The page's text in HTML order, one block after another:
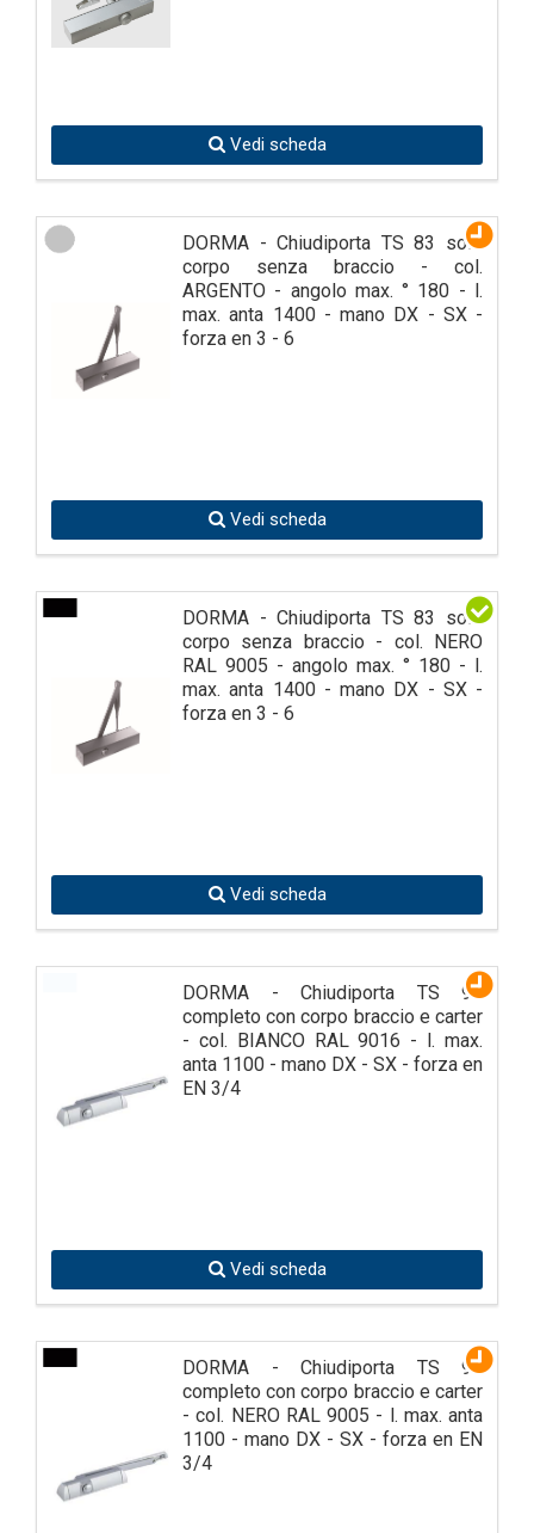
Vedi scheda
DORMA - Chiudiporta TS 83 solo
corpo senza braccio - col.
ARGENTO - angolo max. ° 180 - l.
max. anta 1400 - mano DX - SX -
forza en 3 - 6
Vedi scheda
DORMA - Chiudiporta TS 83 solo
corpo senza braccio - col. NERO
RAL 9005 - angolo max. ° 180 - l.
max. anta 1400 - mano DX - SX -
forza en 3 - 6
Vedi scheda
DORMA - Chiudiporta TS 90
completo con corpo braccio e carter
- col. BIANCO RAL 9016 - l. max.
anta 1100 - mano DX - SX - forza en
EN 3/4
Vedi scheda
DORMA - Chiudiporta TS 90
completo con corpo braccio e carter
- col. NERO RAL 9005 - l. max. anta
1100 - mano DX - SX - forza en EN
3/4